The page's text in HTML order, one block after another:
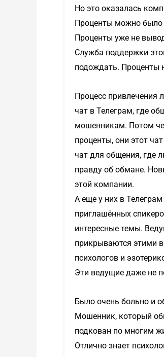
Но это оказалась
Проценты можно было
Проценты уже не
Служба поддержки
подождать. Проценты
Процесс привлечения
чат в Телеграм, где
мошенникам. Потом
проценты, они этот
чат для общения, где
правду об обмане.
этой компании.
А еще у них в
приглашённых
интересные темы.
прикрываются этими
психологов и
Эти ведущие даже не
Было очень больно и
Мошенник, который
подкован по многим
Отлично знает